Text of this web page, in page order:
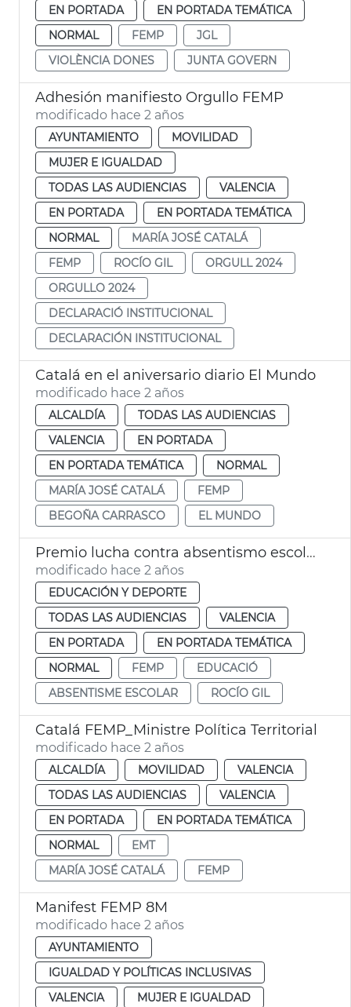
EN PORTADA
EN PORTADA TEMÁTICA
NORMAL
FEMP
JGL
VIOLÈNCIA DONES
JUNTA GOVERN
Adhesión manifiesto Orgullo FEMP
modificado hace 2 años
AYUNTAMIENTO
MOVILIDAD
MUJER E IGUALDAD
TODAS LAS AUDIENCIAS
VALENCIA
EN PORTADA
EN PORTADA TEMÁTICA
NORMAL
MARÍA JOSÉ CATALÁ
FEMP
ROCÍO GIL
ORGULL 2024
ORGULLO 2024
DECLARACIÓ INSTITUCIONAL
DECLARACIÓN INSTITUCIONAL
Catalá en el aniversario diario El Mundo
modificado hace 2 años
ALCALDÍA
TODAS LAS AUDIENCIAS
VALENCIA
EN PORTADA
EN PORTADA TEMÁTICA
NORMAL
MARÍA JOSÉ CATALÁ
FEMP
BEGOÑA CARRASCO
EL MUNDO
Premio lucha contra absentismo escolar
modificado hace 2 años
EDUCACIÓN Y DEPORTE
TODAS LAS AUDIENCIAS
VALENCIA
EN PORTADA
EN PORTADA TEMÁTICA
NORMAL
FEMP
EDUCACIÓ
ABSENTISME ESCOLAR
ROCÍO GIL
Catalá FEMP_Ministre Política Territorial
modificado hace 2 años
ALCALDÍA MOVILIDAD
VALENCIA
TODAS LAS AUDIENCIAS
VALENCIA
EN PORTADA
EN PORTADA TEMÁTICA
NORMAL
EMT
MARÍA JOSÉ CATALÁ
FEMP
Manifest FEMP 8M
modificado hace 2 años
AYUNTAMIENTO
IGUALDAD Y POLÍTICAS INCLUSIVAS
VALENCIA
MUJER E IGUALDAD